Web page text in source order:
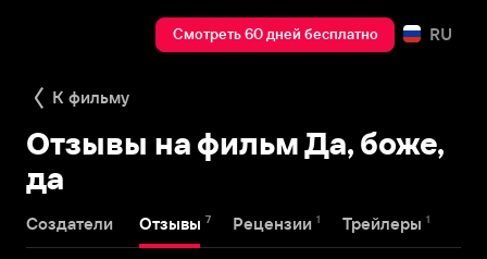
Смотреть 60 дней бесплатно RU
К фильму
Отзывы на фильм Да, боже,
да
Создатели Отзывы 7 Рецензии 1 Трейлеры 1